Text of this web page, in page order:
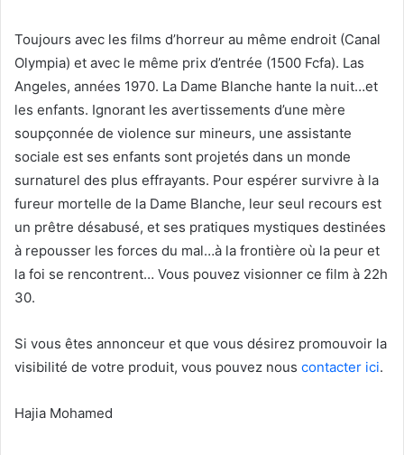
Toujours avec les films d’horreur au même endroit (Canal
Olympia) et avec le même prix d’entrée (1500 Fcfa). Las
Angeles, années 1970. La Dame Blanche hante la nuit…et
les enfants. Ignorant les avertissements d’une mère
soupçonnée de violence sur mineurs, une assistante
sociale est ses enfants sont projetés dans un monde
surnaturel des plus effrayants. Pour espérer survivre à la
fureur mortelle de la Dame Blanche, leur seul recours est
un prêtre désabusé, et ses pratiques mystiques destinées
à repousser les forces du mal…à la frontière où la peur et
la foi se rencontrent… Vous pouvez visionner ce film à 22h
30.
Si vous êtes annonceur et que vous désirez promouvoir la
visibilité de votre produit, vous pouvez nous contacter ici.
Hajia Mohamed